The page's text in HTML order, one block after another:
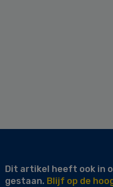
Dit artikel heeft ook in
gestaan. Blijf op de